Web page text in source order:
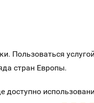
Пользоваться
стран Европы.
доступно